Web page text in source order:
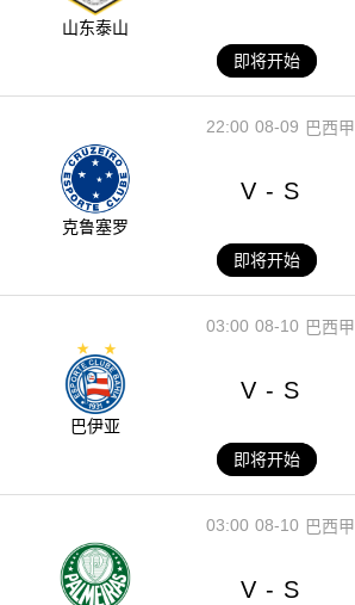
山东泰山
即将开始
08-09
22:00 巴西甲
克鲁塞罗
V - S
即将开始
08-10
03:00 巴西甲
巴伊亚
V - S
即将开始
08-10
03:00 巴西甲
V - S